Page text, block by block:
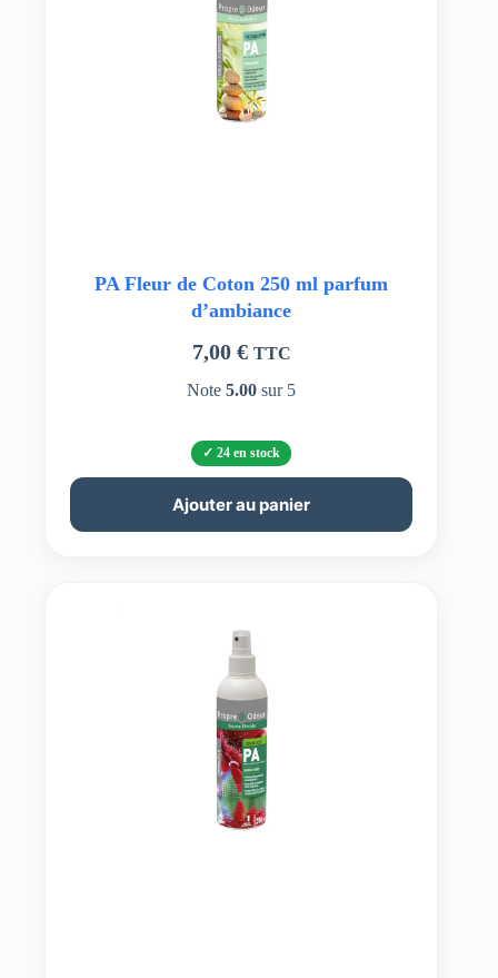
PA Fleur de Coton 250 ml parfum
d’ambiance
7,00 € TTC
Note5.00 sur 5
24 en stock
Ajouter au panier